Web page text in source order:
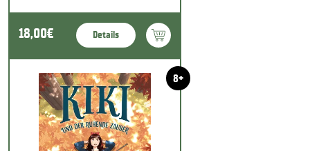
18,00€ Details
8+